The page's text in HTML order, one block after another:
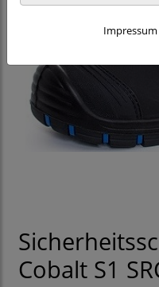
Cobalt S1
Impressum